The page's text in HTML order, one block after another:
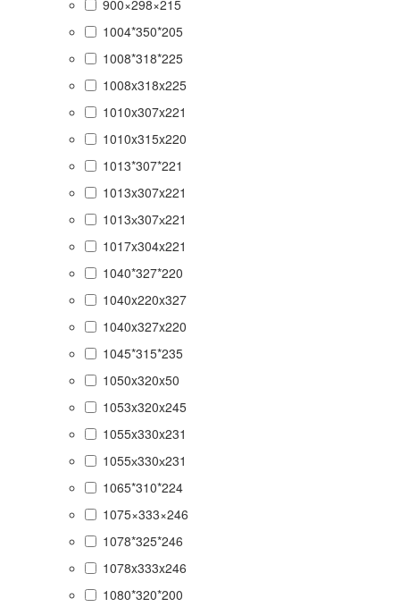
900×298×215
1004*350*205
1008*318*225
1008x318x225
1010x307x221
1010x315x220
1013*307*221
1013x307x221
1013х307х221
1017x304x221
1040*327*220
1040x220x327
1040x327x220
1045*315*235
1050x320x50
1053x320x245
1055x330x231
1055х330х231
1065*310*224
1075×333×246
1078*325*246
1078x333x246
1080*320*200